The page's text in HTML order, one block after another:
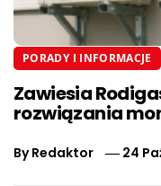
PORADY I INFORMACJE
Zawiesia
rozwiązania
ByRedaktor 24